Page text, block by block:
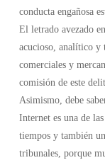
conducta engañosa
El letrado avezado
acucioso, analítico y
comerciales y
comisión de este
Asimismo, debe
Internet es una de
tiempos y también
tribunales, porque